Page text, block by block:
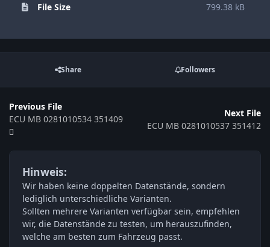
File Size 799.38 kB
Share Followers
Previous File
ECU MB 0281010534 351409
Next File
ECU MB 0281010537 351412
Hinweis:
Wir haben keine doppelten Datenstände, sondern
lediglich unterschiedliche Varianten.
Sollten mehrere Varianten verfügbar sein, empfehlen
wir, die Datenstände zu testen, um herauszufinden,
welche am besten zum Fahrzeug passt.